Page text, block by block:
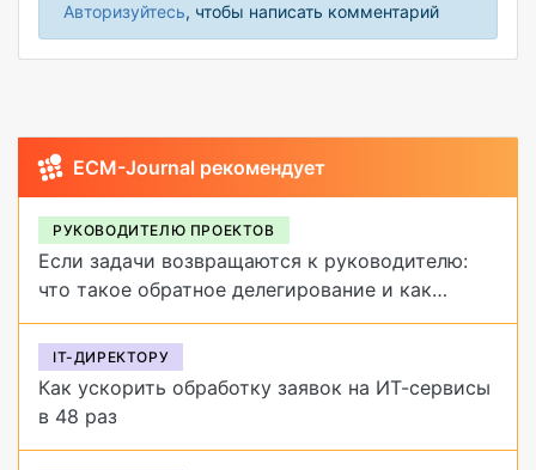
Авторизуйтесь, чтобы написать комментарий
ECM-Journal рекомендует
РУКОВОДИТЕЛЮ ПРОЕКТОВ
Если задачи возвращаются к руководителю:
что такое обратное делегирование и как
от него избавиться
IT-ДИРЕКТОРУ
Как ускорить обработку заявок на ИТ-сервисы
в 48 раз